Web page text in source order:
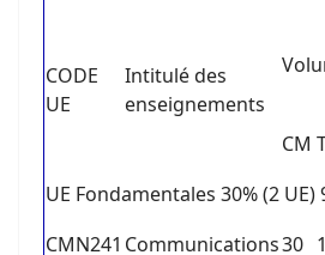
CODE
UE
Intitulé des
enseignements
CM
UE Fondamentales 30% (2
CMN241 Communications30